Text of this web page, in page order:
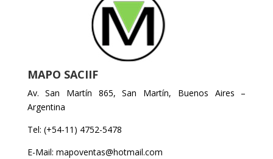
MAPO SACIIF
Av. San Martín 865, San Martín, Buenos Aires –
Argentina
Tel: (+54-11) 4752-5478
E-Mail: mapoventas@hotmail.com